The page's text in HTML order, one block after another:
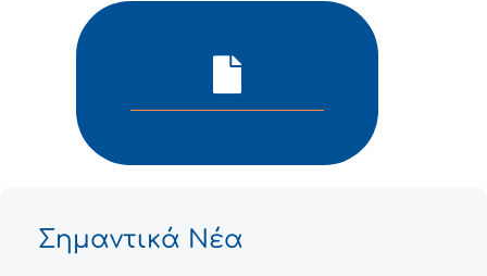
Σημαντικά Νέα